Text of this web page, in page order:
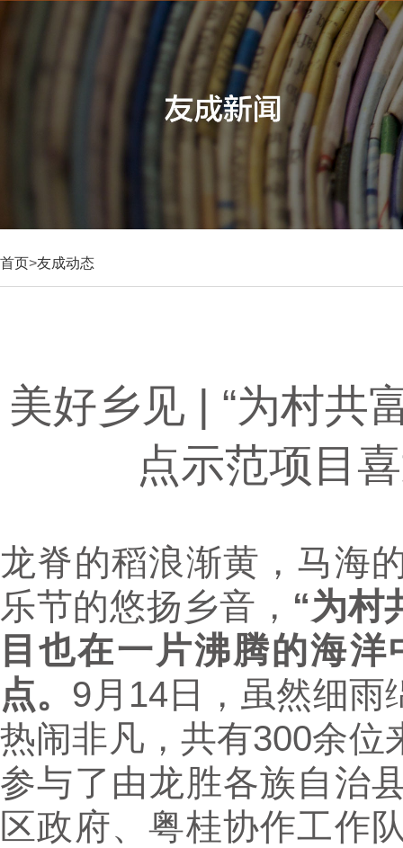
首页>友成动态
美好乡见 | “为村共
点示范项目
龙脊的稻浪渐黄，马海
乐节的悠扬乡音， “为村
目也在一片沸腾的海
点。 9月14日，虽然细雨
热闹非凡，共有300余位
参与了由龙胜各族自治
区政府、粤桂协作工作